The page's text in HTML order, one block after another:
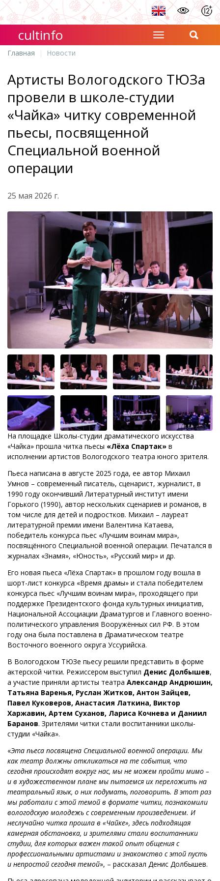
cultinfo
Главная Новости
Артисты Вологодского ТЮЗа
провели в школе-студии
«Чайка» читку современной
пьесы, посвященной
Специальной военной
операции
25 мая 2026 г.
На площадке Школы-студии драматического искусства
«Чайка» прошла читка пьесы «Лёха Спартак» в
исполнении артистов Вологодского театра юного зрителя.
Пьеса написана в августе 2025 года, ее автор Михаил
Умнов – современный писатель, сценарист, журналист, в
1990 году окончивший Литературный институт имени
Горького (1990), автор нескольких сценариев и романов, в
том числе для детей и подростков. Михаил – лауреат
литературной премии имени Валентина Катаева,
победитель конкурса пьес «Лучшим воинам мира»,
посвящённого Специальной военной операции. Печатался в
журналах «Знамя», «Юность», «Русский мир» и др.
Его новая пьеса «Лёха Спартак» в прошлом году вошла в
шорт-лист конкурса «Время драмы» и стала победителем
конкурса пьес «Лучшим воинам мира», проходящего при
поддержке Президентского фонда культурных инициатив,
Национальной Ассоциации Драматургов и Главного военно-
политического управления Вооружённых сил РФ. В этом
году она была поставлена в Драматическом театре
Восточного военного округа Уссурийска.
В Вологодском ТЮЗе пьесу решили представить в форме
актерской читки. Режиссером выступил Денис Долбышев,
а участие приняли артисты театра Александр Андрюшин,
Татьяна Варенья, Руслан Житков, Антон Зайцев,
Павел Куковеров, Анастасия Латкина, Виктор
Харжавин, Артем Суханов, Лариса Кочнева и Даниил
Баранов. Зрителями читки стали воспитанники школы-
студии «Чайка».
«Эта пьеса посвящена Специальной военной операции. Мы
как театр должны откликаться на те события, что
сегодня происходят вокруг нас, мы не можем пройти мимо –
и в художественном плане мы пытаемся их переложить на
театральный язык, о них подумать, поговорить. В этот раз
мы работали с этой темой в формате читки, познакомили
вологодскую молодежь с современным произведением. И
неслучайно читка прошла в «Чайке», здесь подходящая
камерная обстановка, и зрителями стали воспитанники
студии, для которых важен такой опыт общения с
профессиональными артистами и знакомство с этой пусть
и непростой сегодня темой», – рассказал Денис Долбышев.